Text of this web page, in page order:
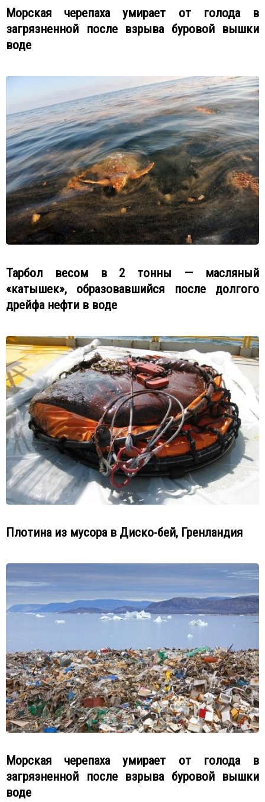
Морская черепаха умирает от голода в
загрязненной после взрыва буровой вышки
воде
Тарбол весом в 2 тонны — масляный
«катышек», образовавшийся после долгого
дрейфа нефти в воде
Плотина из мусора в Диско-бей, Гренландия
Морская черепаха умирает от голода в
загрязненной после взрыва буровой вышки
воде